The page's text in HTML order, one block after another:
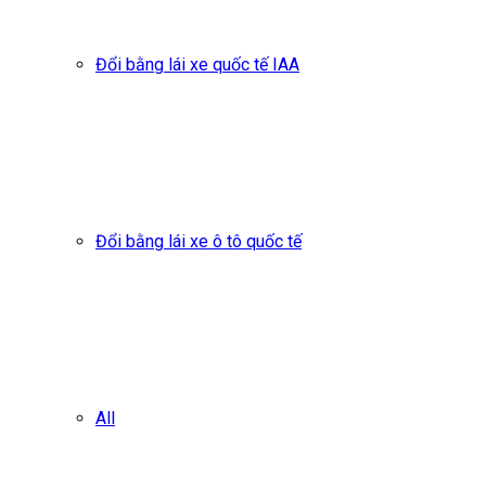
Đổi bằng lái xe quốc tế IAA
Đổi bằng lái xe ô tô quốc tế
All